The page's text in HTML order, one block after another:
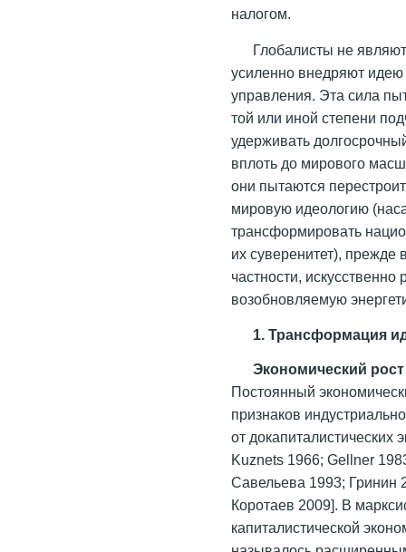
налогом.
Глобалисты не
усиленно внедряют
управления. Эта сила
той или иной степени
удерживать
вплоть до мирового
они пытаются
мировую идеологию
трансформировать
их суверенитет), прежде
частности,
возобновляемую
1.Трансформация
Экономический
Постоянный
признаков
от докапиталистических
Kuznets 1966; Gellner
Савельева 1993; Гринин
Коротаев 2009]. В
капиталистической